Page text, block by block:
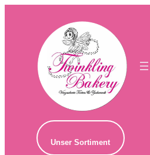
Unser Sortiment